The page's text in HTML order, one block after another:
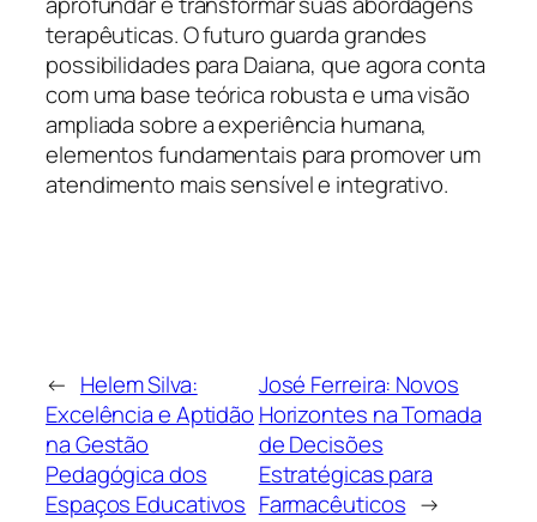
terapêuticas. O futuro guarda grandes
possibilidades para Daiana, que agora conta
com uma base teórica robusta e uma visão
ampliada sobre a experiência humana,
elementos fundamentais para promover um
atendimento mais sensível e integrativo.
← Helem Silva:
Excelência e Aptidão
na Gestão
Pedagógica dos
Espaços Educativos
José Ferreira: Novos
Horizontes na Tomada
de Decisões
Estratégicas para
Farmacêuticos →